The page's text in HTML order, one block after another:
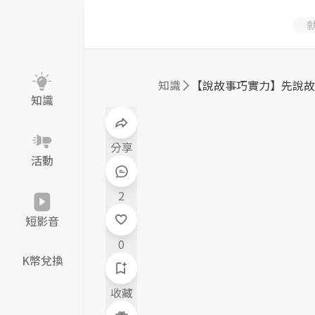
知識
活動
短影音
K幣兌換
分享
2
0
收藏
知識